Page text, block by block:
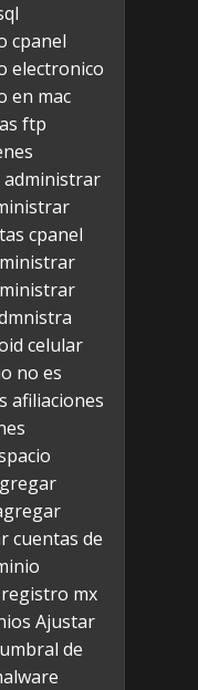
cpanel
electronico
en mac
ftp
administrar
cpanel
celular
no es
afiliaciones
cuentas de
mx
Ajustar
de